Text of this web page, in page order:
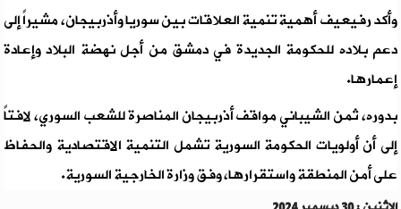
وأكد رفيعيف أهمية تنمية العلاقات بين سوريا وأذربيجان، مشيراً إلى
دعم بلاده للحكومة الجديدة في دمشق من أجل نهضة البلاد وإعادة
إعمارها.
بدوره، ثمن الشيباني مواقف أذربيجان المناصرة للشعب السوري، لافتاً
إلى أن أولويات الحكومة السورية تشمل التنمية الاقتصادية والحفاظ
على أمن المنطقة واستقرارها، وفق وزارة الخارجية السورية.